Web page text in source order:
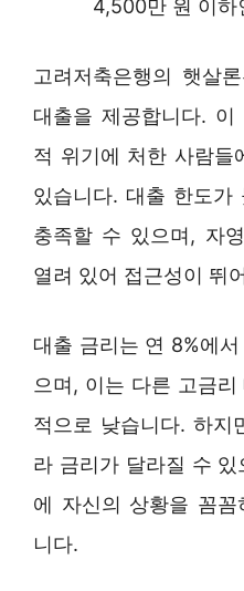
4,500만 원 이하
고려저축은행의 햇살
대출을 제공합니다.
적 위기에 처한 사람들
있습니다. 대출 한도가
충족할 수 있으며, 자
열려 있어 접근성이 뛰
대출 금리는 연 8%에
으며, 이는 다른 고금
적으로 낮습니다. 하지
라 금리가 달라질 수
에 자신의 상황을 꼼
니다.